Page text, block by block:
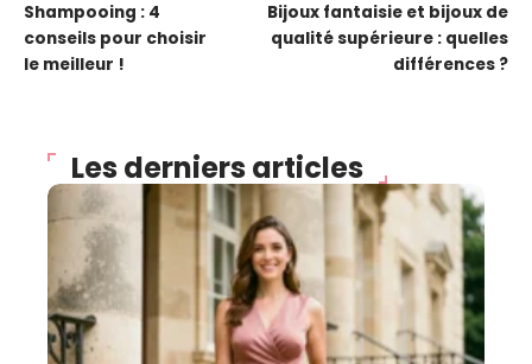
Shampooing : 4
conseils pour choisir
le meilleur !
Bijoux fantaisie et bijoux de
qualité supérieure : quelles
différences ?
Les derniers articles